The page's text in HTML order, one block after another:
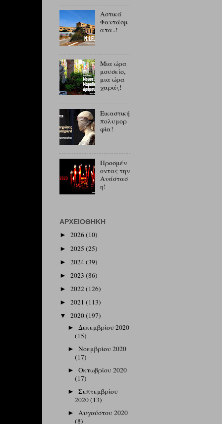
Αστικά
Φαντάσμ
ατα..!
Μια ώρα
μουσείο,
μια ώρα
χαράς!
Εικαστική
πολυμορ
φία!
Προσμέν
οντας την
Ανάστασ
η!
ΑΡΧΕΙΟΘΉΚΗ
► 2026(10)
► 2025 (25)
► 2024(39)
► 2023 (86)
► 2022(126)
► 2021 (113)
▼ 2020(197)
► Δεκεμβρίου 2020
(15)
►Νοεμβρίου 2020
(17)
►Οκτωβρίου 2020
(17)
►Σεπτεμβρίου
2020(13)
►Αυγούστου 2020
(8)